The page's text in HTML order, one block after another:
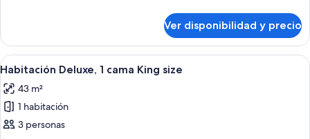
Queen
size
superior,
cama
size
Ver disponibilidad y precio
Ver
todas
las
fotos
de
Una bañera llena de burbujas, un
1
Habitación Deluxe, 1 cama King size
43 m²
1 habitación
3 personas